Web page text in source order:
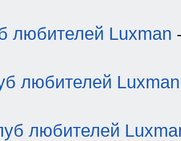
любителей Luxman
любителей Luxman
любителей